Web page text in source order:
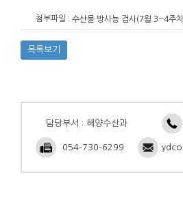
첨부파일 : 수산물 방사능 검사(7월 3~4주
목록보기
담당부서 : 해양수산과
054-730-6299